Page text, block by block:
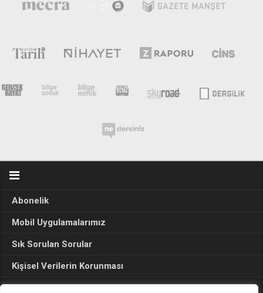
Abonelik
Mobil Uygulamalarımız
Sık Sorulan Sorular
Kişisel Verilerin Korunması
Seçim Sonuçları 2024